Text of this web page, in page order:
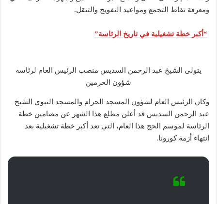
ومعرفة نقاط التجمع ومواعيد التفويج والتنقل.
“أكبر خطة تشغيلية في تاريخ الرئاسة”
يتولى الشيخ عبد الرحمن السديس منصب الرئيس العام لرئاسة
شؤون الحرمين
وكان الرئيس العام لشؤون المسجد الحرام والمسجد النبوي الشيخ
عبد الرحمن السديس قد أعلن مطلع هذا الشهر عن مضامين خطة
الرئاسة لموسم الحج هذا العام، التي تعد أكبر خطة تشغيلية بعد
انتهاء أزمة كورونا.